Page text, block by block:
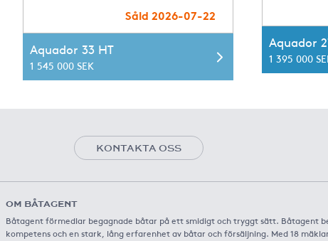
Såld 2026-07-22
Aquador 33 HT
1 545 000 SEK
Aquador
1 395 000
KONTAKTA OSS
OM BÅTAGENT
Båtagent förmedlar begagnade båtar på ett smidigt och tryggt sätt. Båtagent
kompetens och en stark, lång erfarenhet av båtar och försäljning. Med 18